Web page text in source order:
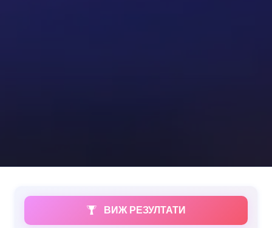
ВИЖ РЕЗУЛТАТИ